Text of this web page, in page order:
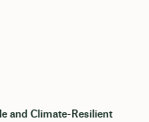
and Climate-Resilient